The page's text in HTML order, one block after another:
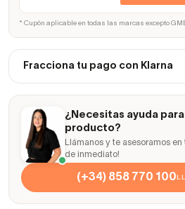
* Cupón aplicable en todas las marcas excepto
Fracciona tu pago con Klarna
¿Necesitas ayuda
producto?
Llámanos y te asesoramos
de inmediato!
(+34) 858 770 100